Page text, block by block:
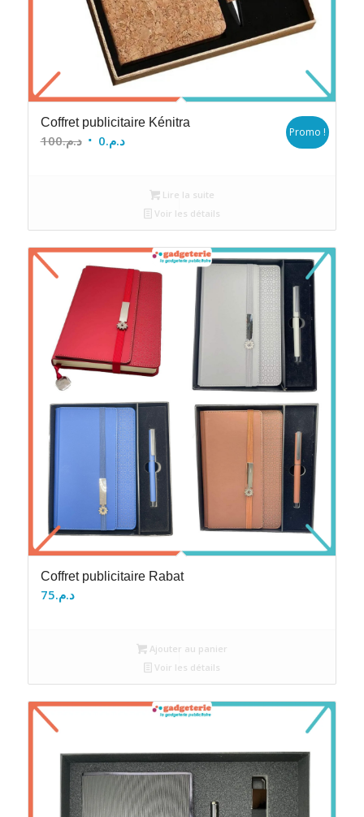
Coffret publicitaire Kénitra
د.م.100
Le
د.م.0
Le
د.م.0.
Promo !
Lire la suite
Voir les détails
Coffret publicitaire Rabat
د.م.75
Ajouter au panier
Voir les détails